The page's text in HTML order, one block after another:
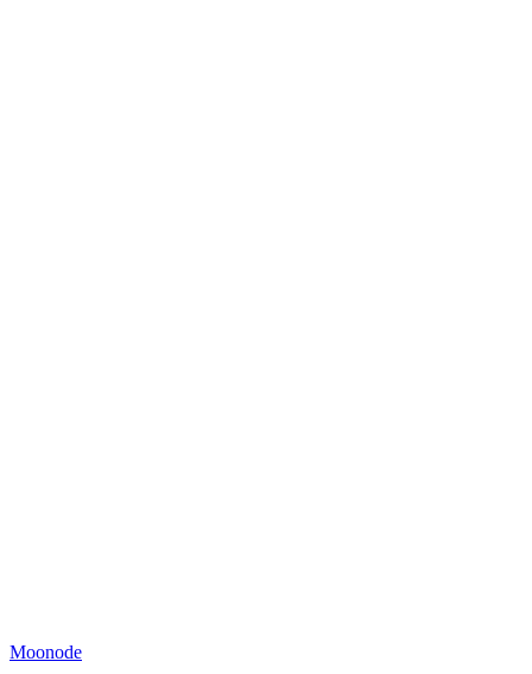
Moonode